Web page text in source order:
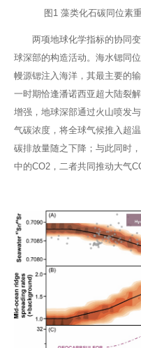
图1 藻类化石碳同位素
两项地球化学指标的协同
球深部的构造活动。海水锶同
幔源锶注入海洋，其最主要的
一时期恰逢潘诺西亚超大陆裂
增强，地球深部通过火山喷发
气碳浓度，将全球气候推入超
碳排放量随之下降；与此同时
中的CO2，二者共同推动大气